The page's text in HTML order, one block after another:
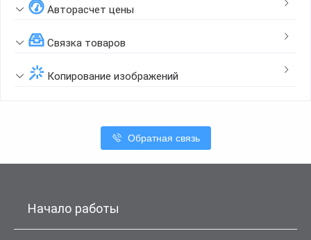
Авторасчет цены
Связка товаров
Копирование изображений
Обратная связь
Начало работы